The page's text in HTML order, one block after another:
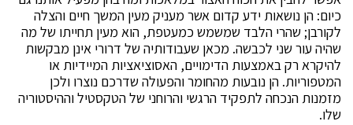
כיום: הן נושאות ידע קדום אשר מעניק מעין המשך חיים והצלה
לקורבן; שהרי הלבד שמשמש כמעטפת, הוא מעין תחייתו של מה
שהיה עור שני לכבשה. מכאן שעבודותיה של דרורי אינן מבקשות
להיקרא רק באמצעות הדימויים, האסוציאציות המיידיות או
המטפוריות. הן נובעות מהחומר והפעולה שדרכם נוצרו ולכן
מזמנות הנכחה לתפקיד הרגשי והרוחני של הטקסטיל וההיסטוריה
שלו.